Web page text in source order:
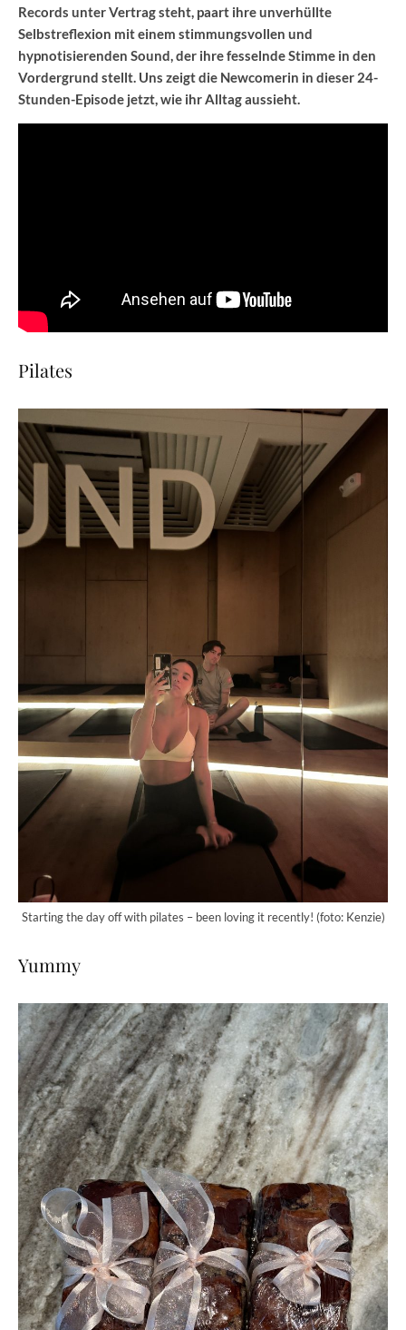
Records unter Vertrag steht, paart ihre unverhüllte
Selbstreflexion mit einem stimmungsvollen und
hypnotisierenden Sound, der ihre fesselnde Stimme in den
Vordergrund stellt. Uns zeigt die Newcomerin in dieser 24-
Stunden-Episode jetzt, wie ihr Alltag aussieht.
Pilates
Starting the day off with pilates – been loving it recently! (foto: Kenzie)
Yummy